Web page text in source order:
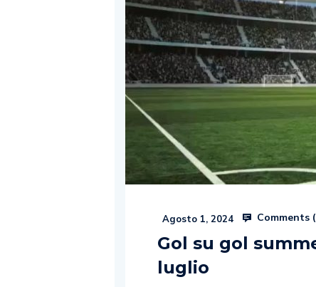
Agosto 1, 2024 Comments (
Gol su gol
luglio